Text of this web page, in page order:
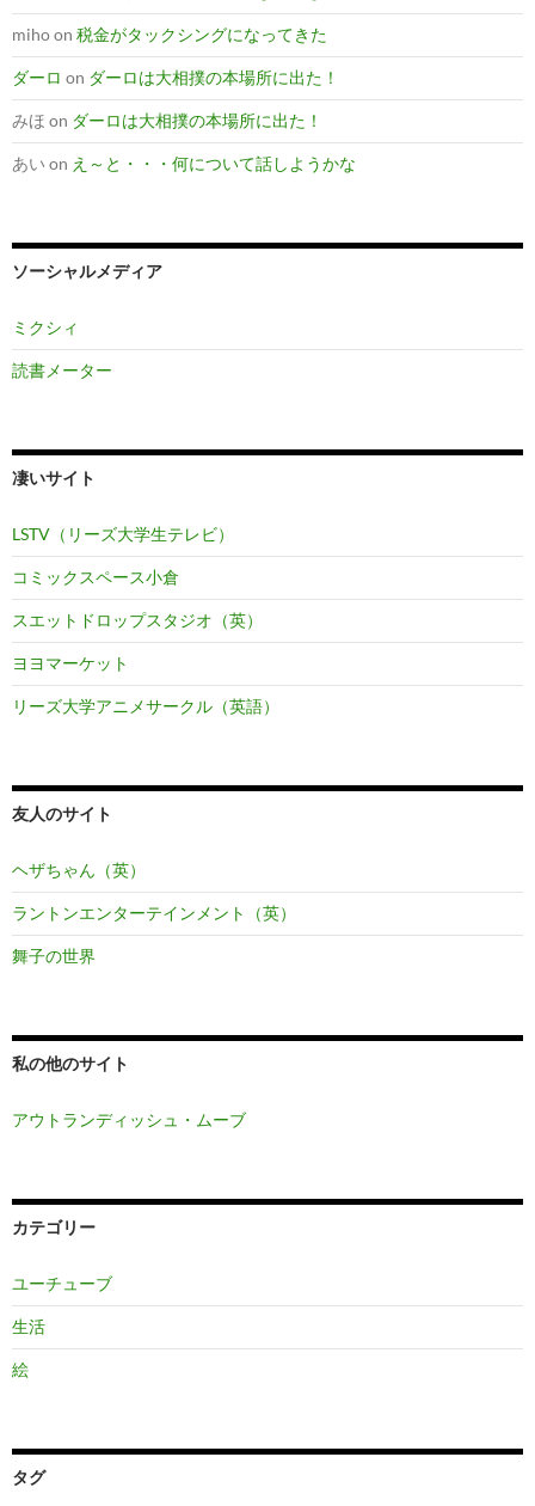
mihoon 税金がタックシングになってきた
ダーロ on ダーロは大相撲の本場所に出た！
みほ on ダーロは大相撲の本場所に出た！
あい on え～と・・・何について話しようかな
ソーシャルメディア
ミクシィ
読書メーター
凄いサイト
LSTV（リーズ大学生テレビ）
コミックスペース小倉
スエットドロップスタジオ（英）
ヨヨマーケット
リーズ大学アニメサークル（英語）
友人のサイト
ヘザちゃん（英）
ラントンエンターテインメント（英）
舞子の世界
私の他のサイト
アウトランディッシュ・ムーブ
カテゴリー
ユーチューブ
生活
絵
タグ